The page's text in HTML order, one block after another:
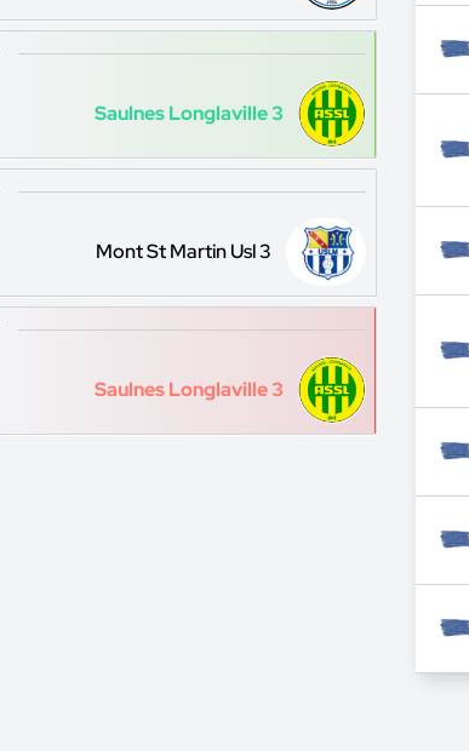
Saulnes Longlaville 3
Mont St Martin Usl 3
Saulnes Longlaville 3